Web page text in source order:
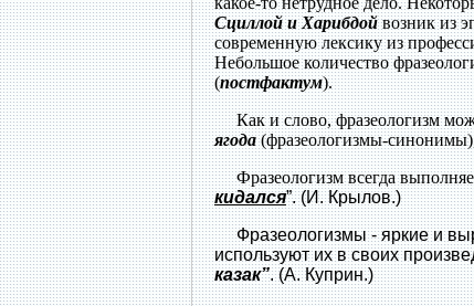
Сциллой и Харибдойвозник из
современную лексику из
Небольшое количество
(постфактум).
Как и слово, фразеологизм
ягода(фразеологизмы-
Фразеологизм всегда
кидался”. (И. Крылов.)
Фразеологизмы - яркие и
используют их в своих
казак”. (А. Куприн.)